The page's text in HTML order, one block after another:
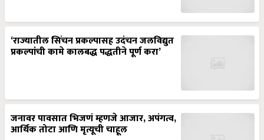
प्रकल्पांची कामे कालबद्ध पद्धतीने पूर्ण करा’
जनावर पावसात भिजणं म्हणजे आजार, अपंगत्व,
आर्थिक तोटा आणि मृत्यूची चाहूल